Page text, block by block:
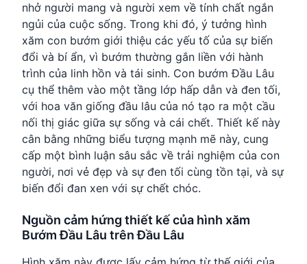
nhở người mang và người xem về tính chất ngắn
ngủi của cuộc sống. Trong khi đó, ý tưởng hình
xăm con bướm giới thiệu các yếu tố của sự biến
đổi và bí ẩn, vì bướm thường gắn liền với hành
trình của linh hồn và tái sinh. Con bướm Đầu Lâu
cụ thể thêm vào một tầng lớp hấp dẫn và đen tối,
với hoa văn giống đầu lâu của nó tạo ra một cầu
nối thị giác giữa sự sống và cái chết. Thiết kế này
cân bằng những biểu tượng mạnh mẽ này, cung
cấp một bình luận sâu sắc về trải nghiệm của con
người, nơi vẻ đẹp và sự đen tối cùng tồn tại, và sự
biến đổi đan xen với sự chết chóc.
Nguồn cảm hứng thiết kế của hình xăm
Bướm Đầu Lâu trên Đầu Lâu